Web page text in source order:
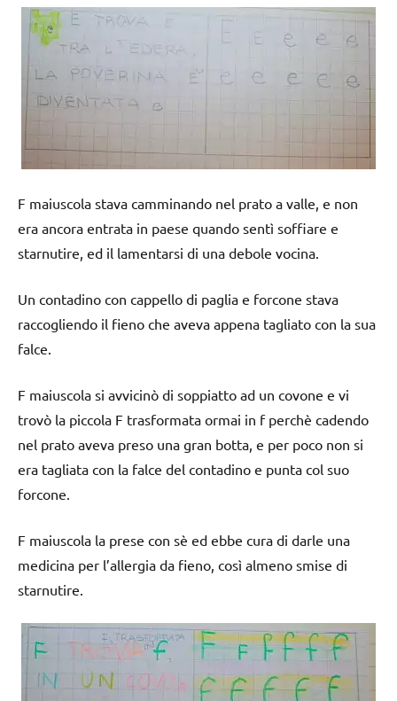
F maiuscola stava camminando nel prato a valle, e non
era ancora entrata in paese quando sentì soffiare e
starnutire, ed il lamentarsi di una debole vocina.
Un contadino con cappello di paglia e forcone stava
raccogliendo il fieno che aveva appena tagliato con la sua
falce.
F maiuscola si avvicinò di soppiatto ad un covone e vi
trovò la piccola F trasformata ormai in f perchè cadendo
nel prato aveva preso una gran botta, e per poco non si
era tagliata con la falce del contadino e punta col suo
forcone.
F maiuscola la prese con sè ed ebbe cura di darle una
medicina per l’allergia da fieno, così almeno smise di
starnutire.